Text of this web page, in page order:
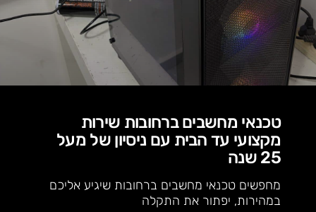
טכנאי מחשבים ברחובות שירות
מקצועי עד הבית עם ניסיון של מעל
25 שנה
מחפשים טכנאי מחשבים ברחובות שיגיע אליכם
במהירות, יפתור את התקלה